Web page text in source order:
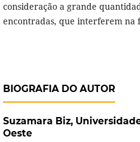
consideração a grande
encontradas, que interferem na
BIOGRAFIA DO AUTOR
Suzamara Biz,
Oeste